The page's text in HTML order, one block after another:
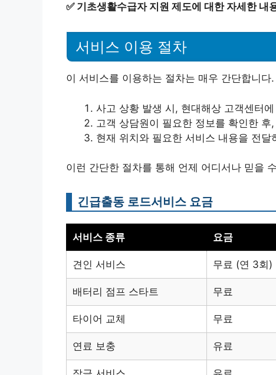
✅ 기초생활수급자 지원 제도에 대한 자세한 내
서비스 이용 절차
이 서비스를 이용하는 절차는 매우 간단합니다.
사고 상황 발생 시, 현대해상 고객센터
고객 상담원이 필요한 정보를 확인한
현재 위치와 필요한 서비스 내용을 전
이런 간단한 절차를 통해 언제 어디서나 믿을
긴급출동 로드서비스 요금
서비스 종류 요금
견인 서비스 무료 (연 3회)
배터리 점프 스타트 무료
타이어 교체 무료
연료 보충 유료